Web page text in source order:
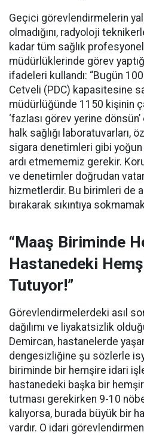
Geçici görevlendirmelerin
olmadığını, radyoloji
kadar tüm sağlık
müdürlüklerinde görev
ifadeleri kullandı: “Bugün
Cetveli (PDC) kapasitesine
müdürlüğünde 1150 kişinin
‘fazlası görev yerine
halk sağlığı laboratuvarları,
sigara denetimleri gibi yoğun
ardı etmememiz gerekir.
ve denetimler doğrudan
hizmetlerdir. Bu birimleri de
bırakarak sıkıntıya
“Maaş Biriminde
Hastanedeki
Tutuyor!”
Görevlendirmelerdeki asıl
dağılımı ve liyakatsizlik
Demircan, hastanelerde
dengesizliğine şu sözlerle
biriminde bir hemşire idari
hastanedeki başka bir
tutması gerekirken 9-10
kalıyorsa, burada büyük bir
vardır. O idari